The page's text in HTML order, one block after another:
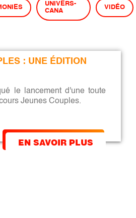
UNIVERS-
CANA
VIDÉO
: UNE ÉDITION
le lancement d'une toute
Jeunes Couples.
EN SAVOIR PLUS